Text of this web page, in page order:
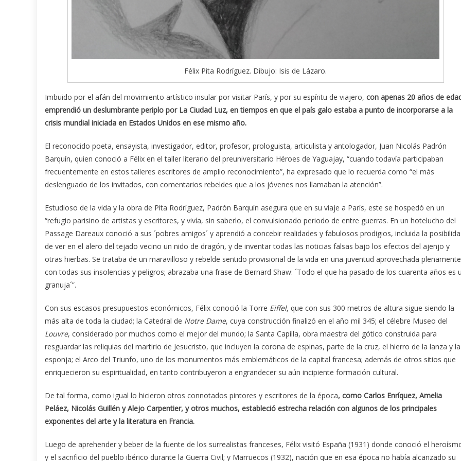
Félix Pita Rodríguez. Dibujo: Isis de Lázaro.
Imbuido por el afán del movimiento artístico insular por visitar París, y por su espíritu de viajero, con apenas 20 años de
emprendió un deslumbrante periplo por La Ciudad Luz, en tiempos en que el país galo estaba a punto de incorporarse a la
crisis mundial iniciada en Estados Unidos en ese mismo año.
El reconocido poeta, ensayista, investigador, editor, profesor, prologuista, articulista y antologador, Juan Nicolás Padrón
Barquín, quien conoció a Félix en el taller literario del preuniversitario Héroes de Yaguajay, “cuando todavía participaban
frecuentemente en estos talleres escritores de amplio reconocimiento”, ha expresado que lo recuerda como “el más
deslenguado de los invitados, con comentarios rebeldes que a los jóvenes nos llamaban la atención”.
Estudioso de la vida y la obra de Pita Rodríguez, Padrón Barquín asegura que en su viaje a París, este se hospedó en un
“refugio parisino de artistas y escritores, y vivía, sin saberlo, el convulsionado periodo de entre guerras. En un hotelucho del
Passage Dareaux conoció a sus ´pobres amigos´ y aprendió a concebir realidades y fabulosos prodigios, incluida la
de ver en el alero del tejado vecino un nido de dragón, y de inventar todas las noticias falsas bajo los efectos del ajenjo y
otras hierbas. Se trataba de un maravilloso y rebelde sentido provisional de la vida en una juventud aprovechada
con todas sus insolencias y peligros; abrazaba una frase de Bernard Shaw: ´Todo el que ha pasado de los cuarenta años es
granuja´”.
Con sus escasos presupuestos económicos, Félix conoció la Torre Eiffel, que con sus 300 metros de altura sigue siendo la
más alta de toda la ciudad; la Catedral de Notre Dame, cuya construcción finalizó en el año mil 345; el célebre Museo del
Louvre, considerado por muchos como el mejor del mundo; la Santa Capilla, obra maestra del gótico construida para
resguardar las reliquias del martirio de Jesucristo, que incluyen la corona de espinas, parte de la cruz, el hierro de la lanza y la
esponja; el Arco del Triunfo, uno de los monumentos más emblemáticos de la capital francesa; además de otros sitios que
enriquecieron su espiritualidad, en tanto contribuyeron a engrandecer su aún incipiente formación cultural.
De tal forma, como igual lo hicieron otros connotados pintores y escritores de la época, como Carlos Enríquez, Amelia
Peláez, Nicolás Guillén y Alejo Carpentier, y otros muchos, estableció estrecha relación con algunos de los principales
exponentes del arte y la literatura en Francia.
Luego de aprehender y beber de la fuente de los surrealistas franceses, Félix visitó España (1931) donde conoció el
y el sacrificio del pueblo ibérico durante la Guerra Civil; y Marruecos (1932), nación que en esa época no había alcanzado su